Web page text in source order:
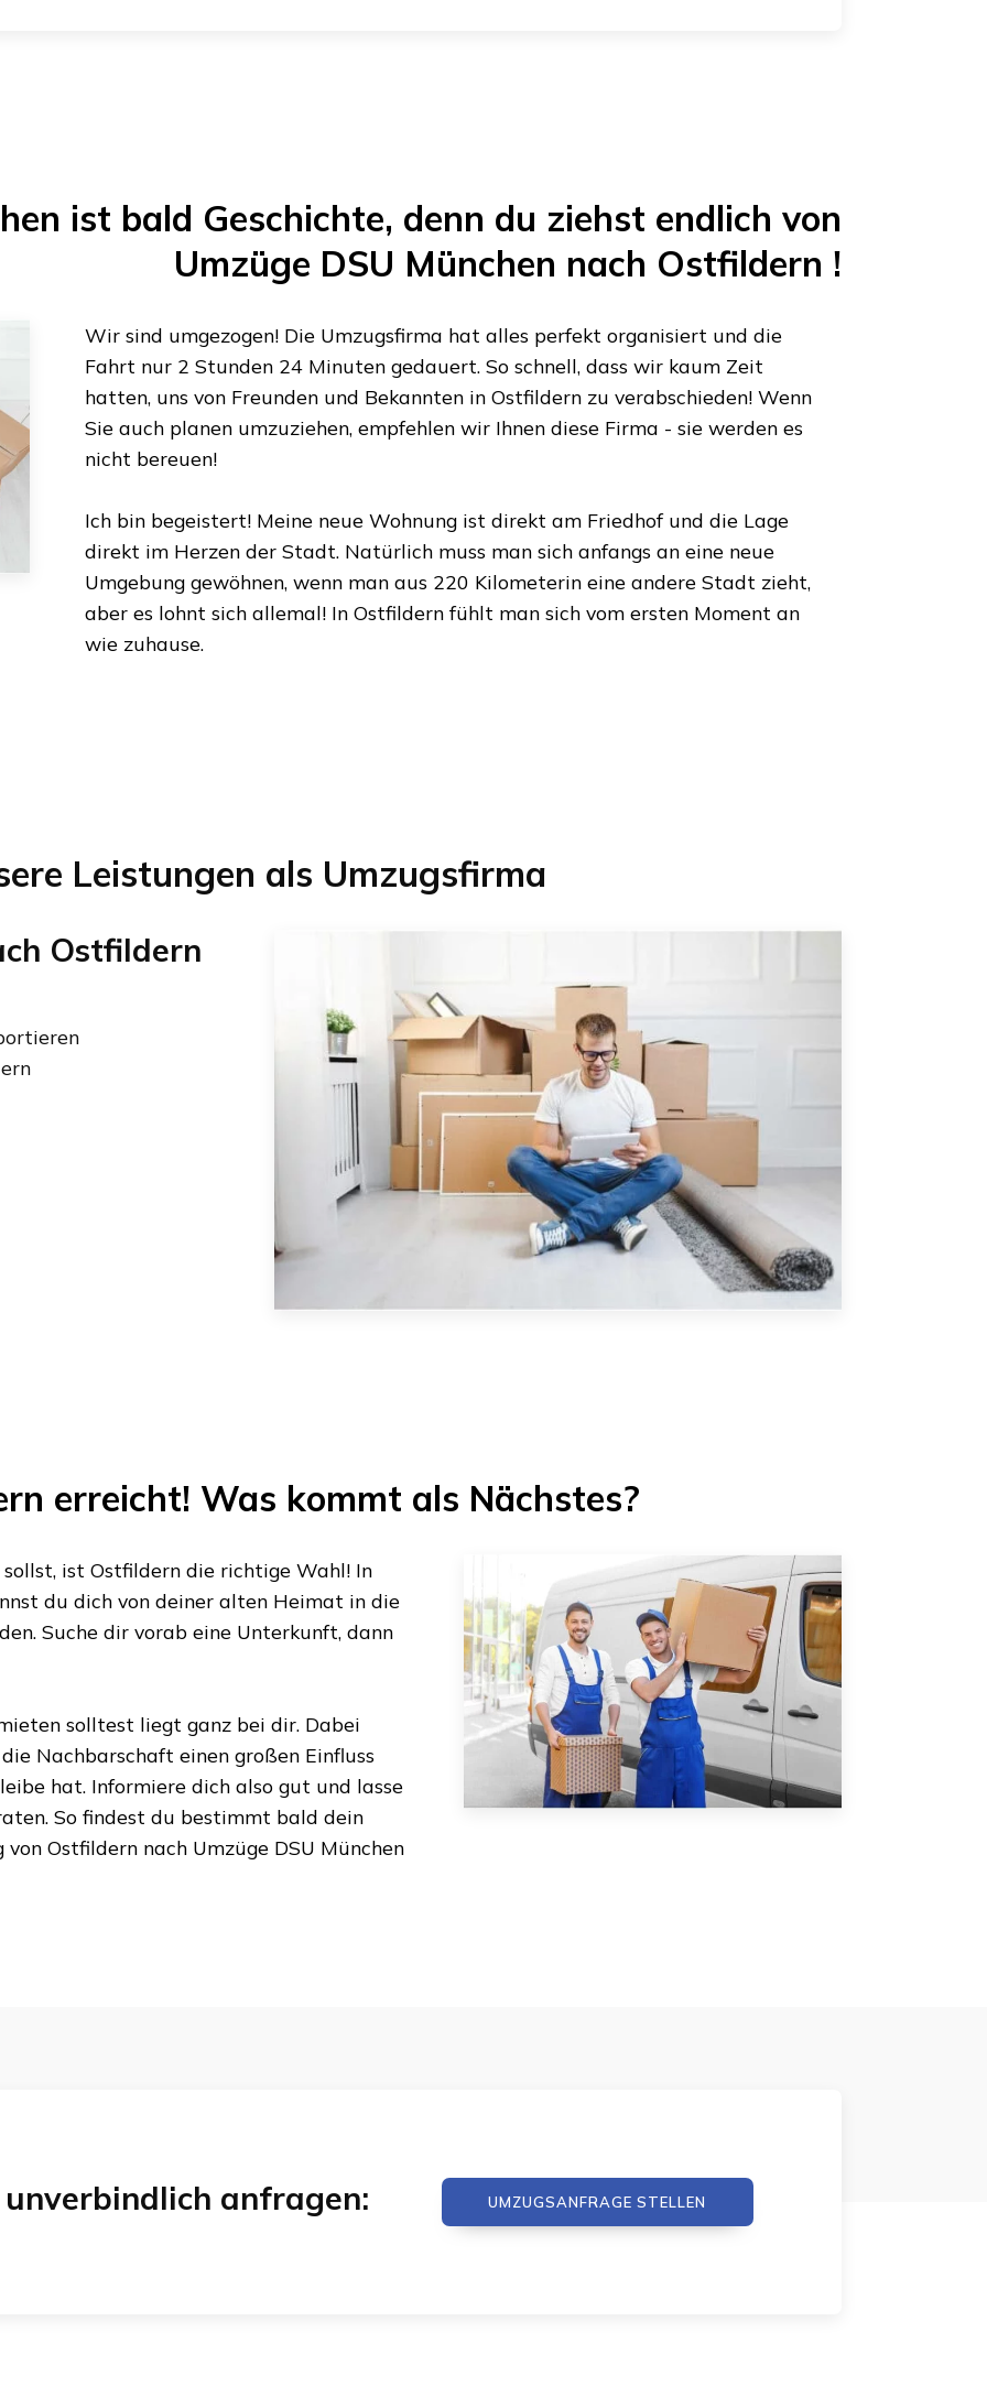
ist bald Geschichte, denn du ziehst endlich von
Umzüge DSU München nach Ostfildern !
Wir sind umgezogen! Die Umzugsfirma hat alles perfekt organisiert und die
Fahrt nur 2 Stunden 24 Minuten gedauert. So schnell, dass wir kaum Zeit
hatten, uns von Freunden und Bekannten inOstfildern zu verabschieden! Wenn
Sie auch planen umzuziehen, empfehlen wir Ihnen diese Firma - sie werden es
nicht bereuen!
Ich bin begeistert! Meine neue Wohnung ist direkt am Friedhof und die Lage
direkt im Herzen der Stadt. Natürlich muss man sich anfangs an eine neue
Umgebung gewöhnen, wenn man aus 220 Kilometerin eine andere Stadt zieht,
aber es lohnt sich allemal! InOstfildern fühlt man sich vom ersten Moment an
wie zuhause.
Leistungen als Umzugsfirma
Ostfildern
erreicht! Was kommt als Nächstes?
ist Ostfildern die richtige Wahl! In
du dich von deiner alten Heimat in die
Suche dir vorab eine Unterkunft, dann
solltest liegt ganz bei dir. Dabei
Nachbarschaft einen großen Einfluss
hat. Informiere dich also gut und lasse
So findest du bestimmt bald dein
von Ostfildern nach Umzüge DSU München
anfragen: UMZUGSANFRAGE STELLEN